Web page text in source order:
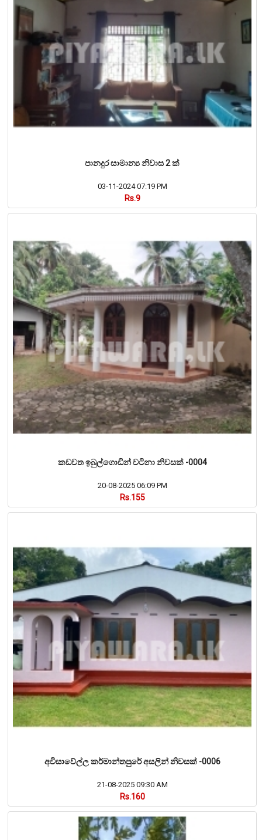
පානදුර සාමාන්‍ය නිවාස 2 ක්
03-11-2024 07:19 PM
Rs.9
කඩවත ඉබුල්ගොඩින් වටිනා නිවසක් -0004
20-08-2025 06:09 PM
Rs.155
අවිසාවේල්ල කර්මාන්තපුරේ අසලින් නිවසක් -0006
21-08-2025 09:30 AM
Rs.160